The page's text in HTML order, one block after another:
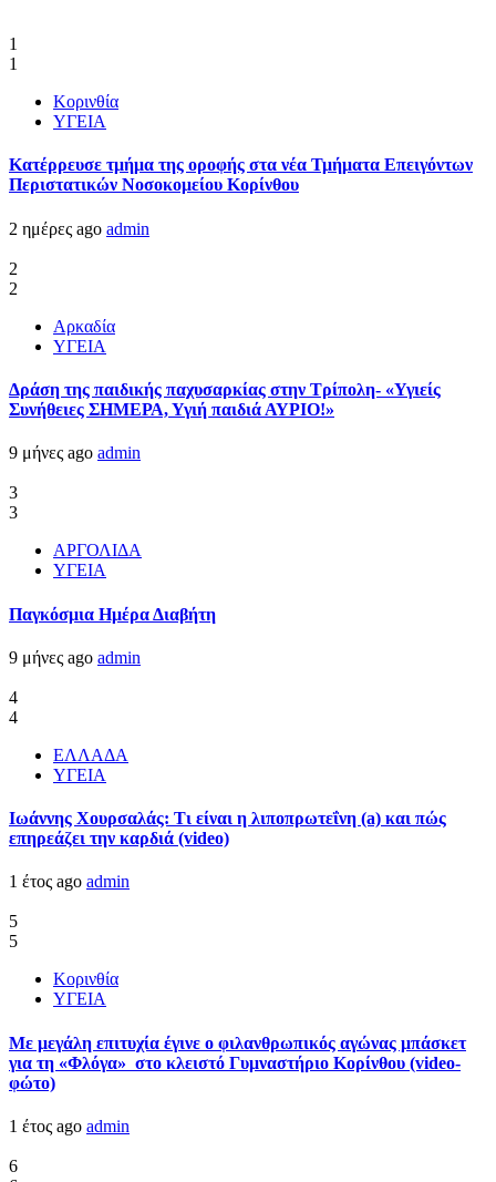
1
1
Κορινθία
ΥΓΕΙΑ
Kατέρρευσε τμήμα της οροφής στα νέα Τμήματα Επειγόντων
Περιστατικών Νοσοκομείου Κορίνθου
2 ημέρες ago admin
2
2
Αρκαδία
ΥΓΕΙΑ
Δράση της παιδικής παχυσαρκίας στην Τρίπολη- «Υγιείς
Συνήθειες ΣΗΜΕΡΑ, Υγιή παιδιά ΑΥΡΙΟ!»
9 μήνες ago admin
3
3
ΑΡΓΟΛΙΔΑ
ΥΓΕΙΑ
Παγκόσμια Ημέρα Διαβήτη
9 μήνες ago admin
4
4
ΕΛΛΑΔΑ
ΥΓΕΙΑ
Ιωάννης Χουρσαλάς: Τι είναι η λιποπρωτεΐνη (a) και πώς
επηρεάζει την καρδιά (video)
1 έτος ago admin
5
5
Κορινθία
ΥΓΕΙΑ
Με μεγάλη επιτυχία έγινε ο φιλανθρωπικός αγώνας μπάσκετ
για τη «Φλόγα» στο κλειστό Γυμναστήριο Κορίνθου (video-
φώτο)
1 έτος ago admin
6